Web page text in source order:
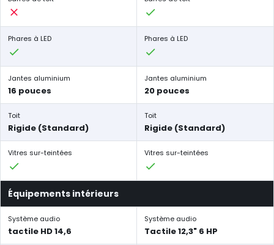
Phares à LED Phares à LED
Jantes aluminium
16 pouces
Jantes aluminium
20 pouces
Toit
Rigide (Standard)
Toit
Rigide (Standard)
Vitres sur-teintées Vitres sur-teintées
Équipements intérieurs
Système audio
tactile HD 14,6
Système audio
Tactile 12,3" 6 HP